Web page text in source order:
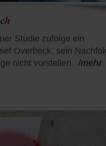
Studie zufolge ein
Overbeck, sein
nicht vorstellen. /mehr